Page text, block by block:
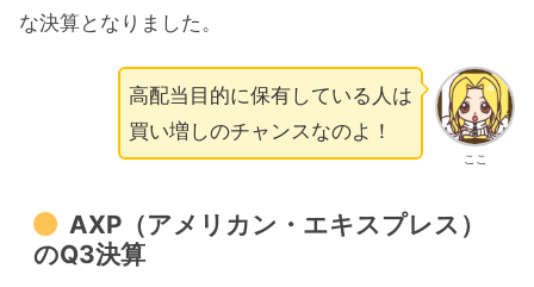
な決算となりました。
ここ
高配当目的に保有している人は
買い増しのチャンスなのよ！
AXP（アメリカン・エキスプレス）
のQ3決算